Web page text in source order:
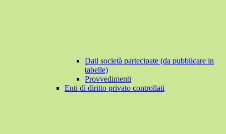
Dati società partecipate (da pubblicare in
tabelle)
Provvedimenti
Enti di diritto privato controllati